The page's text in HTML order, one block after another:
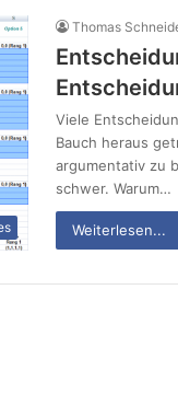
Thomas
Viele
Bauch heraus
argumentativ zu
schwer. Warum…
Weiterlesen...